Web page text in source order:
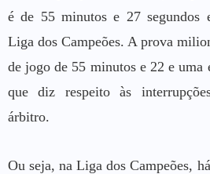
é de 55 minutos e 27 segundos
Liga dos Campeões. A prova
de jogo de 55 minutos e 22 e uma
que diz respeito às
árbitro.
Ou seja, na Liga dos Campeões,